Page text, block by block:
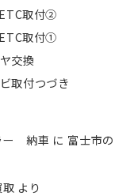
取付②
取付①
交換
取付つづき
納車 に 富士市の
取 より